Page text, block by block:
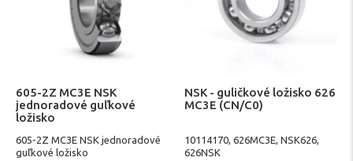
605-2Z MC3E NSK
jednoradové guľkové
ložisko
605-2Z MC3E NSK jednoradové
guľkové ložisko
NSK - guličkové ložisko 626
MC3E (CN/C0)
10114170, 626MC3E, NSK626,
626NSK